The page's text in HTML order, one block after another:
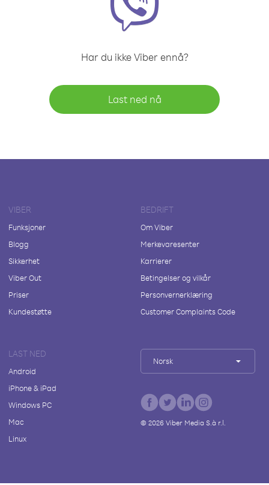
Har du ikke Viber ennå?
Last ned nå
VIBER
Funksjoner
Blogg
Sikkerhet
Viber Out
Priser
Kundestøtte
BEDRIFT
Om Viber
Merkevaresenter
Karrierer
Betingelser og vilkår
Personvernerklæring
Customer Complaints Code
LAST NED
Android
iPhone & iPad
Windows PC
Mac
Linux
Norsk
© 2026Viber Media S.à r.l.